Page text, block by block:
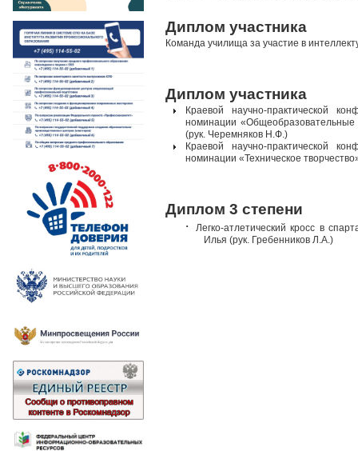
Диплом участника
Команда училища за участие в
Диплом участника
Краевой научно-практической
номинации «Общеобразовательные
(рук. Черемняков Н.Ф.)
Краевой научно-практической
номинации «Техническое
Диплом 3 степени
·
Легко-атлетический кросс в
Илья (рук. Гребенников Л.А.)